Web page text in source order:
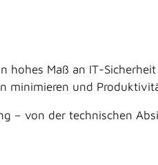
hohes Maß an IT-
minimieren und
– von der technischen